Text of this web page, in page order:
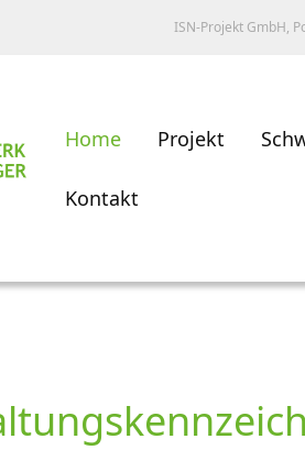
ISN-Projekt GmbH,
Home Projekt
Kontakt